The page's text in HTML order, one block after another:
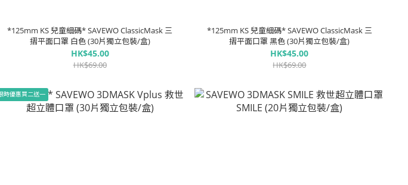
*125mm KS 兒童細碼* SAVEWO ClassicMask 三
摺平面口罩 白色 (30片獨立包裝/盒)
HK$45.00
HK$69.00
*125mm KS 兒童細碼* SAVEWO ClassicMask 三
摺平面口罩 黑色 (30片獨立包裝/盒)
HK$45.00
HK$69.00
時優惠買二送一